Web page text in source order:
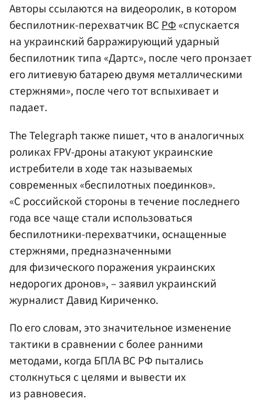
Авторы ссылаются на видеоролик, в котором
беспилотник-перехватчик ВСРФ«спускается
на украинский барражирующий ударный
беспилотник типа «Дартс», после чего пронзает
его литиевую батарею двумя металлическими
стержнями», после чего тот вспыхивает и
падает.
The Telegraph также пишет, что в аналогичных
роликах FPV-дроны атакуют украинские
истребители в ходе так называемых
современных «беспилотных поединков».
«С российской стороны в течение последнего
года все чаще стали использоваться
беспилотники-перехватчики, оснащенные
стержнями, предназначенными
для физического поражения украинских
недорогих дронов», – заявил украинский
журналист Давид Кириченко.
По его словам, это значительное изменение
тактики в сравнении с более ранними
методами, когда БПЛА ВС РФ пытались
столкнуться с целями и вывести их
из равновесия.